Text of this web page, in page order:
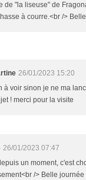
de "la liseuse" de
à courre.<br />
26/01/2023 15:20
à voir sinon je ne ma
! merci pour la visite
26/01/2023 07:47
un moment, c'est
/> Belle journée